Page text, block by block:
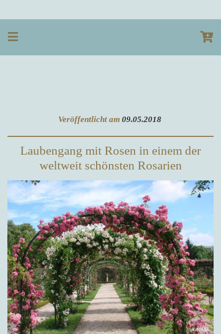
Veröffentlicht am 09.05.2018
Laubengang mit Rosen in einem der
weltweit schönsten Rosarien